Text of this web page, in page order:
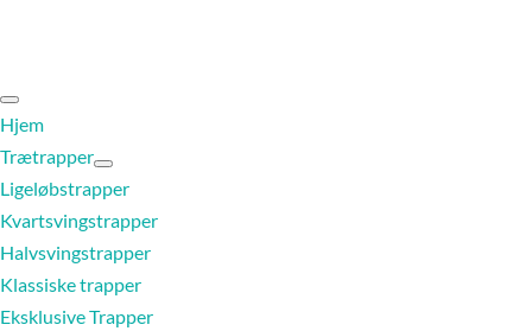
Hjem
Trætrapper
Ligeløbstrapper
Kvartsvingstrapper
Halvsvingstrapper
Klassiske trapper
Eksklusive Trapper